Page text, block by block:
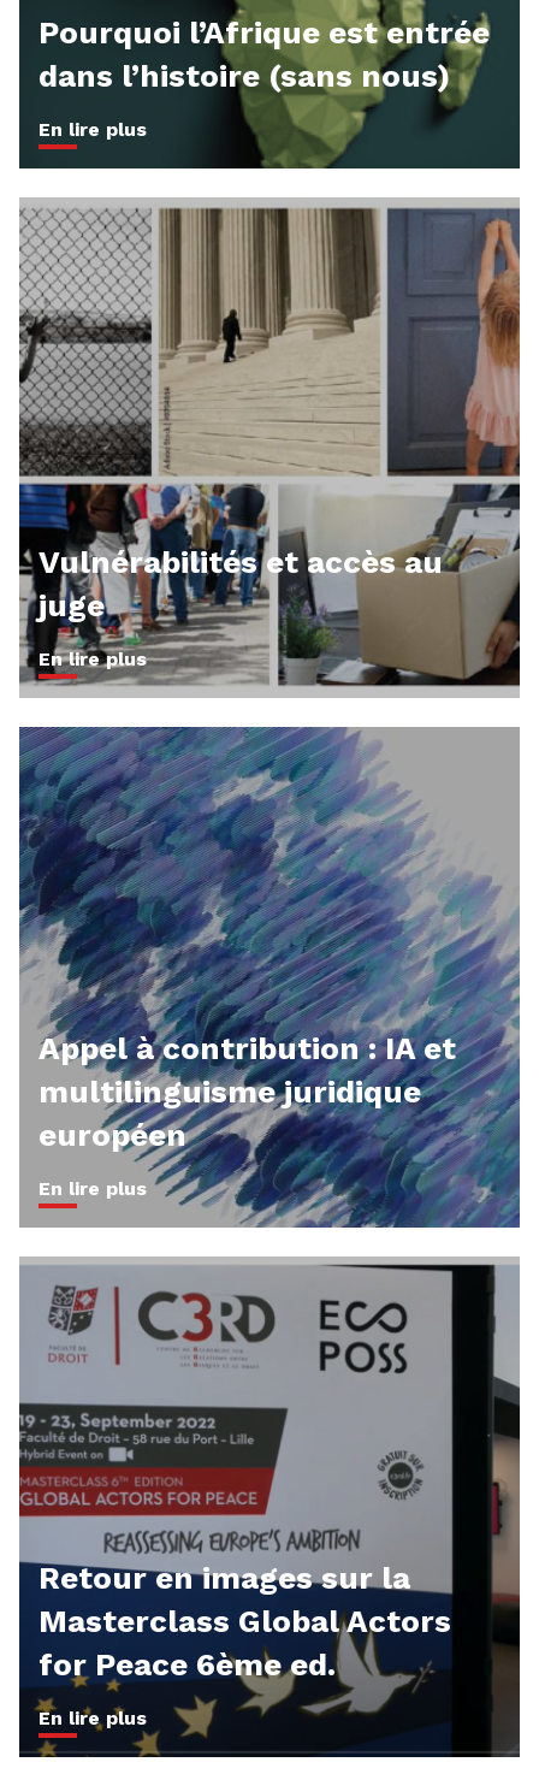
Pourquoi l’Afrique est entrée
dans l’histoire (sans nous)
En lire plus
Vulnérabilités et accès au
juge
En lire plus
Appel à contribution : IA et
multilinguisme juridique
européen
En lire plus
Retour en images sur la
Masterclass Global Actors
for Peace 6ème ed.
En lire plus